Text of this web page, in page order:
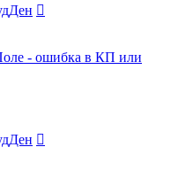
- ошибка в КП или